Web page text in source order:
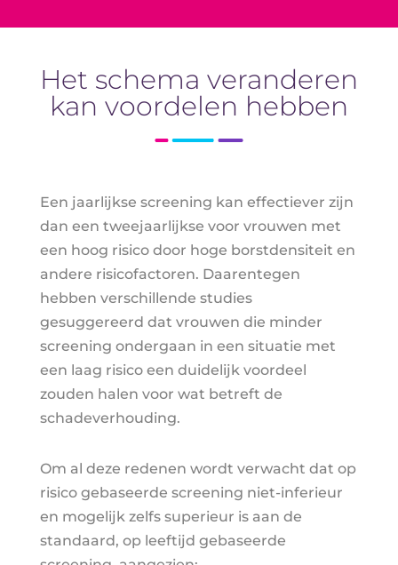
Het schema veranderen
kan voordelen hebben
Een jaarlijkse screening kan effectiever zijn
dan een tweejaarlijkse voor vrouwen met
een hoog risico door hoge borstdensiteit en
andere risicofactoren. Daarentegen
hebben verschillende studies
gesuggereerd dat vrouwen die minder
screening ondergaan in een situatie met
een laag risico een duidelijk voordeel
zouden halen voor wat betreft de
schadeverhouding.
Om al deze redenen wordt verwacht dat op
risico gebaseerde screening niet-inferieur
en mogelijk zelfs superieur is aan de
standaard, op leeftijd gebaseerde